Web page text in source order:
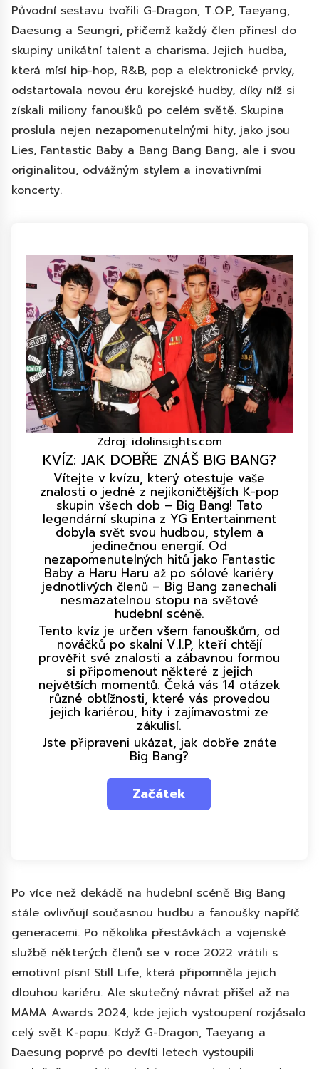
Původní sestavu tvořili G-Dragon, T.O.P, Taeyang,
Daesung a Seungri, přičemž každý člen přinesl do
skupiny unikátní talent a charisma. Jejich hudba,
která mísí hip-hop, R&B, pop a elektronické prvky,
odstartovala novou éru korejské hudby, díky níž si
získali miliony fanoušků po celém světě. Skupina
proslula nejen nezapomenutelnými hity, jako jsou
Lies, Fantastic Baby a Bang Bang Bang, ale i svou
originalitou, odvážným stylem a inovativními
koncerty.
Zdroj: idolinsights.com
KVÍZ: JAK DOBŘE ZNÁŠ BIG BANG?
Vítejte v kvízu, který otestuje vaše
znalosti o jedné z nejikoničtějších K-pop
skupin všech dob – Big Bang! Tato
legendární skupina z YG Entertainment
dobyla svět svou hudbou, stylem a
jedinečnou energií. Od
nezapomenutelných hitů jako Fantastic
Baby a Haru Haru až po sólové kariéry
jednotlivých členů – Big Bang zanechali
nesmazatelnou stopu na světové
hudební scéně.
Tento kvíz je určen všem fanouškům, od
nováčků po skalní V.I.P, kteří chtějí
prověřit své znalosti a zábavnou formou
si připomenout některé z jejich
největších momentů. Čeká vás 14 otázek
různé obtížnosti, které vás provedou
jejich kariérou, hity i zajímavostmi ze
zákulisí.
Jste připraveni ukázat, jak dobře znáte
Big Bang?
Po více než dekádě na hudební scéně Big Bang
stále ovlivňují současnou hudbu a fanoušky napříč
generacemi. Po několika přestávkách a vojenské
službě některých členů se v roce 2022 vrátili s
emotivní písní Still Life, která připomněla jejich
dlouhou kariéru. Ale skutečný návrat přišel až na
MAMA Awards 2024, kde jejich vystoupení rozjásalo
celý svět K-popu. Když G-Dragon, Taeyang a
Daesung poprvé po devíti letech vystoupili